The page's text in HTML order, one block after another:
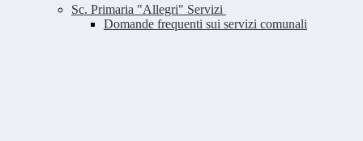
Sc. Primaria "Allegri" Servizi
Domande frequenti sui servizi comunali